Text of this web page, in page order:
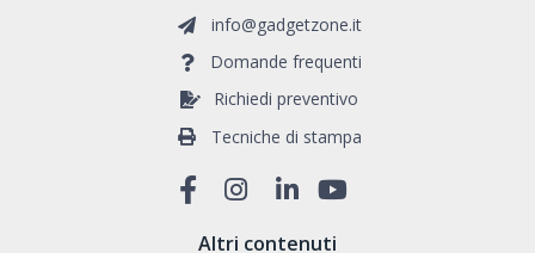
info@gadgetzone.it
Domande frequenti
Richiedi preventivo
Tecniche di stampa
Altri contenuti